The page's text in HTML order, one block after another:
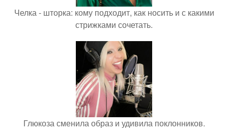
Челка - шторка: кому подходит, как носить и с какими
стрижками сочетать.
Глюкоза сменила образ и удивила поклонников.